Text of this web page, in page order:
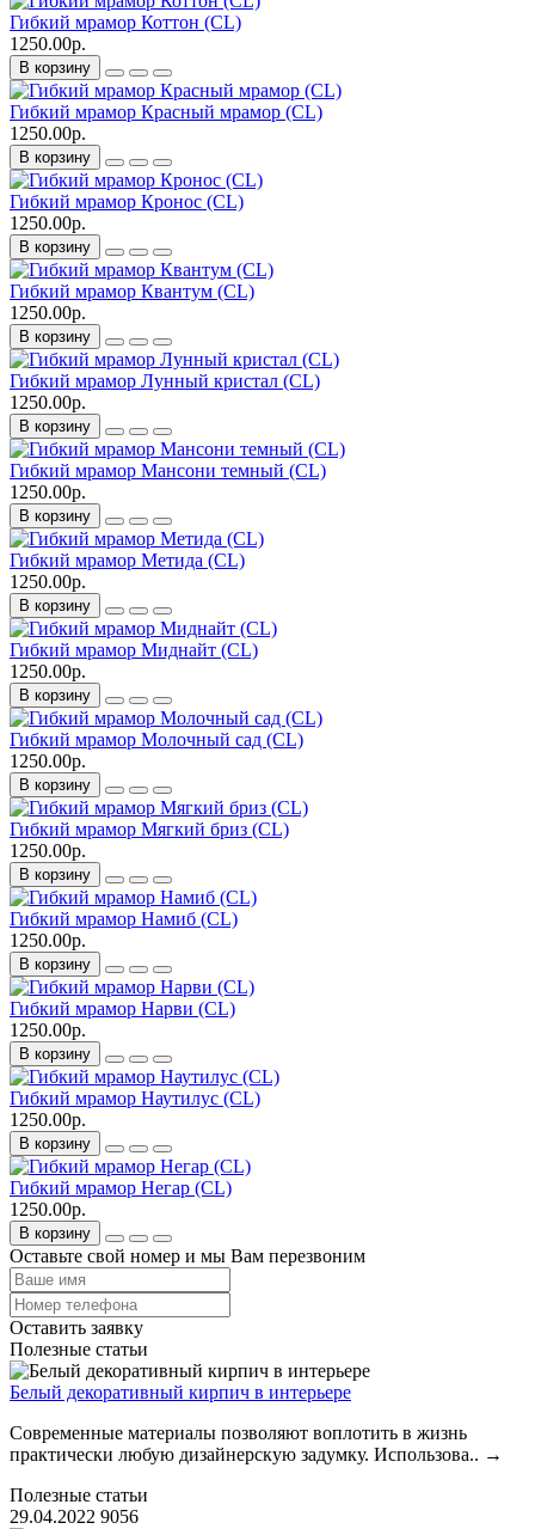
Гибкий мрамор Коттон (CL)
1250.00р.
В корзину
Гибкий мрамор Красный мрамор (CL)
1250.00р.
В корзину
Гибкий мрамор Кронос (CL)
1250.00р.
В корзину
Гибкий мрамор Квантум (CL)
1250.00р.
В корзину
Гибкий мрамор Лунный кристал (CL)
1250.00р.
В корзину
Гибкий мрамор Мансони темный (CL)
1250.00р.
В корзину
Гибкий мрамор Метида (CL)
1250.00р.
В корзину
Гибкий мрамор Миднайт (CL)
1250.00р.
В корзину
Гибкий мрамор Молочный сад (CL)
1250.00р.
В корзину
Гибкий мрамор Мягкий бриз (CL)
1250.00р.
В корзину
Гибкий мрамор Намиб (CL)
1250.00р.
В корзину
Гибкий мрамор Нарви (CL)
1250.00р.
В корзину
Гибкий мрамор Наутилус (CL)
1250.00р.
В корзину
Гибкий мрамор Негар (CL)
1250.00р.
В корзину
Оставьте свой номер и мы Вам перезвоним
Оставить заявку
Полезные статьи
Белый декоративный кирпич в интерьере
Современные материалы позволяют воплотить в жизнь
практически любую дизайнерскую задумку. Использова.. →
Полезные статьи
29.04.2022 9056